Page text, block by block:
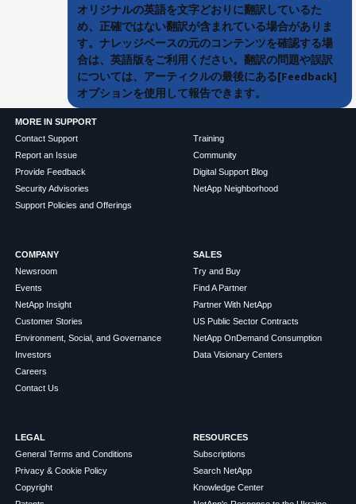
オリジナルの英語を文字どおりに翻訳しているた
め、正確ではない翻訳が含まれている場合がありま
す。ナレッジベースの元のコンテンツを確認する場
合は、英語版をご利用ください。翻訳の問題や誤訳
については、アーティクルの最後にある[Feedback]
オプションを使用して報告できます。
MORE IN SUPPORT
Contact Support
Report an Issue
Provide Feedback
Security Advisories
Support Policies and Offerings
Training
Community
Digital Support Blog
NetApp Neighborhood
COMPANY
Newsroom
Events
NetApp Insight
Customer Stories
Environment, Social, and Governance
Investors
Careers
Contact Us
SALES
Try and Buy
Find A Partner
Partner With NetApp
US Public Sector Contracts
NetApp OnDemand Consumption
Data Visionary Centers
LEGAL
General Terms and Conditions
Privacy & Cookie Policy
Copyright
RESOURCES
Subscriptions
Search NetApp
Knowledge Center